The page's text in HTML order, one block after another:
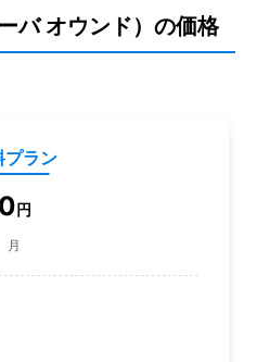
バ オウンド）の価格
プラン
0円
月